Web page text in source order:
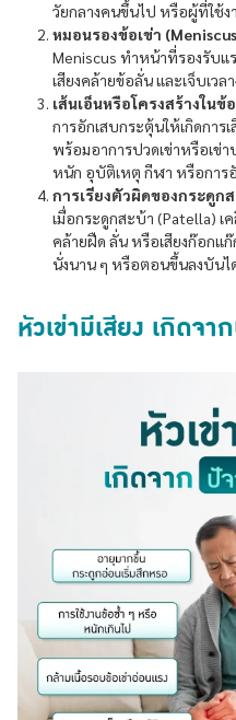
วัยกลางคนขึ้นไป หรือผู้ที่ใช้
หมอนรองข้อเข่า
Meniscus ทำหน้าที่รองรับแร
เสียงคล้ายข้อลั่น และเจ็บเว
เส้นเอ็นหรือโครงสร้างในข้
การอักเสบกระตุ้นให้เกิดการ
พร้อมอาการปวดเข่าหรือเข่า
หนัก อุบัติเหตุ กีฬา หรือการ
การเรียงตัวผิดของกระดูก
เมื่อกระดูกสะบ้า (Patella) เ
คล้ายฝืด ลั่น หรือเสียงก๊อกแ
นั่งนาน ๆ หรือตอนขึ้นลงบันไ
หัวเข่ามีเสียง เกิดจา